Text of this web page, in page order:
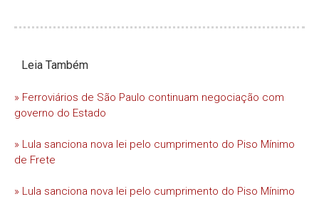
Leia Também
» Ferroviários de São Paulo continuam negociação com
governo do Estado
» Lula sanciona nova lei pelo cumprimento do Piso Mínimo
de Frete
» Lula sanciona nova lei pelo cumprimento do Piso Mínimo